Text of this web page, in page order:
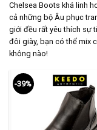
Chelsea Boots khá linh
cả những bộ Âu phục
giới đều rất yêu thích sự
đôi giày, bạn có thể mix
không nào!
-39%